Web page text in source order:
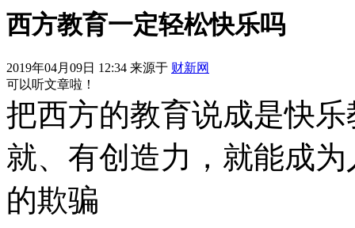
西方教育一定轻松快乐吗
2019年04月09日 12:34 来源于 财新网
可以听文章啦！
把西方的教育说成是快
就、有创造力，就能成
的欺骗